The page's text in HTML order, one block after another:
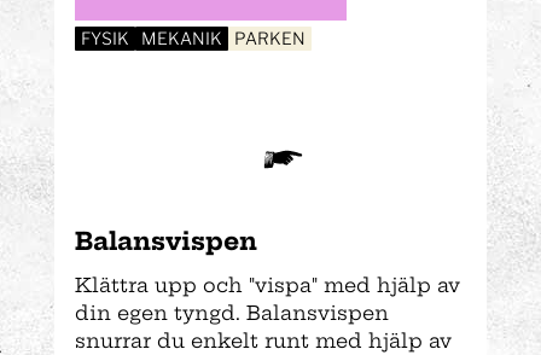
Balansvispen
FYSIK MEKANIK PARKEN
Klättra upp och "vispa" med hjälp av
din egen tyngd. Balansvispen
snurrar du enkelt runt med hjälp av